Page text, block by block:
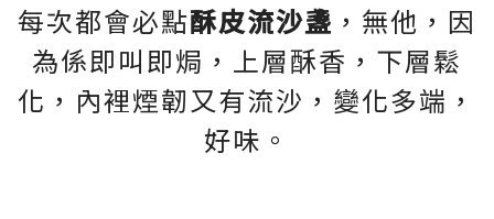
每次都會必點酥皮流沙盞 ，無他，因
為係即叫即焗，上層酥香，下層鬆
化，內裡煙韌又有流沙，變化多端，
好味。